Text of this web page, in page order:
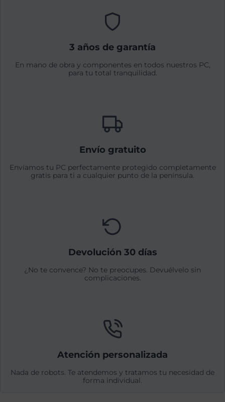
3 años de garantía
En mano de obra y componentes en todos nuestros PC,
para tu total tranquilidad.
Envío gratuito
Envíamos tu PC perfectamente protegido completamente
gratis para ti a cualquier punto de la península.
Devolución 30 días
¿No te convence? No te preocupes. Devuélvelo sin
complicaciones.
Atención personalizada
Nada de robots. Te atendemos y tratamos tu necesidad de
forma individual.